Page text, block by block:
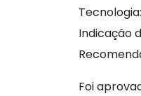
Indicação
Foi